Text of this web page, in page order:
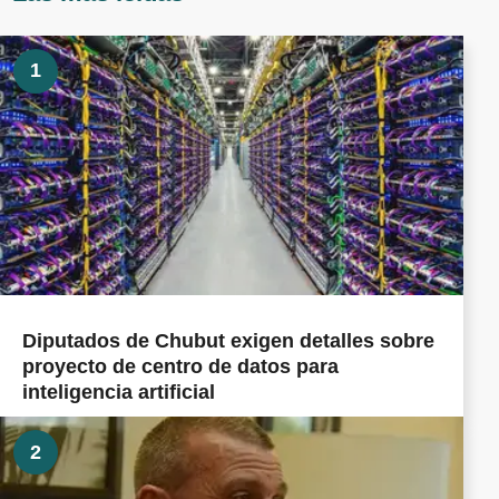
1
Diputados de Chubut exigen detalles sobre
proyecto de centro de datos para
inteligencia artificial
2